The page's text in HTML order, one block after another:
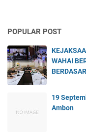
POPULAR POST
WAHAI
19
Ambon